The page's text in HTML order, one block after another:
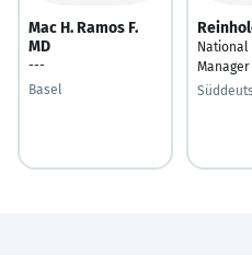
Mac H. Ramos F.
MD
---
Basel
National